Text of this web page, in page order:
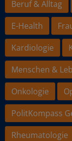
Beruf & Alltag
E-Health
Kardiologie
Menschen &
Onkologie
PolitKompass
Rheumatologie